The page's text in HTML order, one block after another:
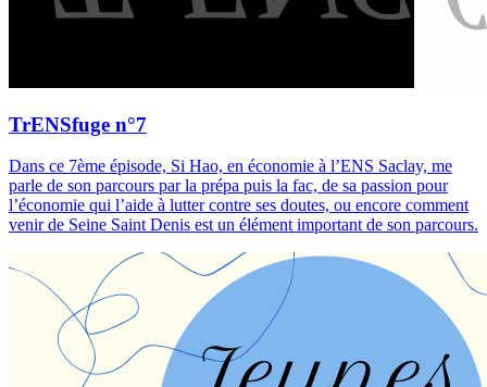
TrENSfuge n°7
Dans ce 7ème épisode, Si Hao, en économie à l’ENS Saclay, me
parle de son parcours par la prépa puis la fac, de sa passion pour
l’économie qui l’aide à lutter contre ses doutes, ou encore comment
venir de Seine Saint Denis est un élément important de son parcours.